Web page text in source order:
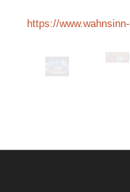
https://